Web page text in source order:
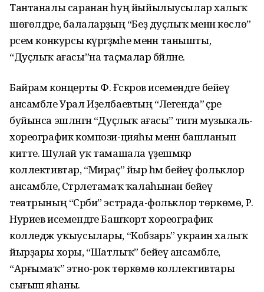
Тантаналы саранан һуң йыйылыусылар халыҡ
шөғөлдәре, балаларҙың “Беҙ дуҫлыҡ менән көслө”
рәсем конкурсы күргәҙмәһе менән танышты,
“Дуҫлыҡ ағасы”на таҫмалар бәйләне.
Байрам концерты Ф. Ғәскәров исемендәге бейеү
ансамбле Урал Иҙелбаевтың “Легенда” әҫәре
буйынса эшләнгән “Дуҫлыҡ ағасы” тигән музыкаль-
хореографик компози-цияһы менән башланып
китте. Шулай уҡ тамашала үҙешмәкәр
коллективтар, “Мираҫ” йыр һәм бейеү фольклор
ансамбле, Стәрлетамаҡ ҡалаһынан бейеү
театрының “Сәрби” эстрада-фольклор төркөмө, Р.
Нуриев исемендәге Башҡорт хореографик
колледж уҡыусылары, “Кобзарь” украин халыҡ
йырҙары хоры, “Шатлыҡ” бейеү ансамбле,
“Арғымаҡ” этно-рок төркөмө коллективтары
сығыш яһаны.